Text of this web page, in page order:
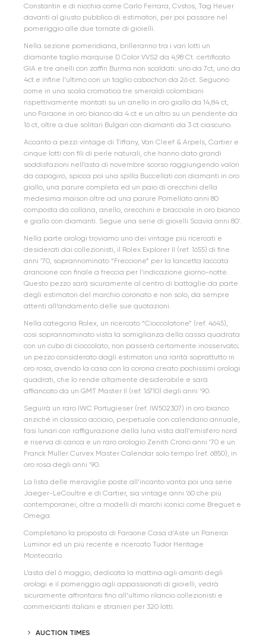
Constantin e di nicchia come Carlo Ferrara, Cvstos, Tag Heuer
davanti al giusto pubblico di estimatori, per poi passare nel
pomeriggio alle due tornate di gioielli.
Nella sezione pomeridiana, brilleranno tra i vari lotti un
diamante taglio marquise D Color VVS2 da 4,98 Ct. certificato
GIA e tre anelli con zaffiri Burma non scaldati: uno da 7ct, uno da
4ct e infine l’ultimo con un taglio cabochon da 26 ct. Seguono
come in una scala cromatica tre smeraldi colombiani
rispettivamente montati su un anello in oro giallo da 14,84 ct,
uno Faraone in oro bianco da 4 ct e un altro su un pendente da
16 ct, oltre a due solitari Bulgari con diamanti da 3 ct ciascuno.
Accanto a pezzi vintage di Tiffany, Van Cleef & Arpels, Cartier e
cinque lotti con fili di perle naturali, che hanno dato grandi
soddisfazioni nell’asta di novembre scorso raggiungendo valori
da capogiro, spicca poi una spilla Buccellati con diamanti in oro
giallo, una parure completa ed un paio di orecchini della
medesima maison oltre ad una parure Pomellato anni 80
composta da collana, anello, orecchini e bracciale in oro bianco
e giallo con diamanti. Segue una serie di gioielli Scavia anni 80’.
Nella parte orologi troviamo uno dei vintage più ricercati e
desiderati dai collezionisti, il Rolex Explorer II (ref. 1655) di fine
anni ‘70, soprannominato “Freccione” per la lancetta laccata
arancione con finale a freccia per l’indicazione giorno-notte.
Questo pezzo sarà sicuramente al centro di battaglie da parte
degli estimatori del marchio coronato e non solo, da sempre
attenti all’andamento delle sue quotazioni.
Nella categoria Rolex, un ricercato “Cioccolatone” (ref. 4645),
cosi soprannominato vista la somiglianza della cassa quadrata
con un cubo di cioccolato, non passerà certamente inosservato;
un pezzo considerato dagli estimatori una rarità soprattutto in
oro rosa, avendo la casa con la corona creato pochissimi orologi
quadrati, che lo rende altamente desiderabile e sarà
affiancato da un GMT Master II (ref. 16710) degli anni ‘90.
Seguirà un raro IWC Portugieser (ref. IW502307) in oro bianco
anziché in classico acciaio, perpetuale con calendario annuale,
fasi lunari con raffigurazione della luna vista dall’emisfero nord
e riserva di carica e un raro orologio Zenith Crono anni ’70 e un
Franck Muller Curvex Master Calendar solo tempo (ref. 6850), in
oro rosa degli anni ’90.
La lista delle meraviglie poste all’incanto vanta poi una serie
Jaeger-LeCoultre e di Cartier, sia vintage anni ‘60 che più
contemporanei, oltre a modelli di marchi iconici come Breguet e
Omega.
Completano la proposta di Faraone Casa d’Aste un Panerai
Luminor ed un più recente e ricercato Tudor Heritage
Montecarlo.
L’asta del 6 maggio, dedicata la mattina agli amanti degli
orologi e il pomeriggio agli appassionati di gioielli, vedrà
sicuramente affrontarsi fino all’ultimo rilancio collezionisti e
commercianti italiani e stranieri per 320 lotti.
AUCTION TIMES